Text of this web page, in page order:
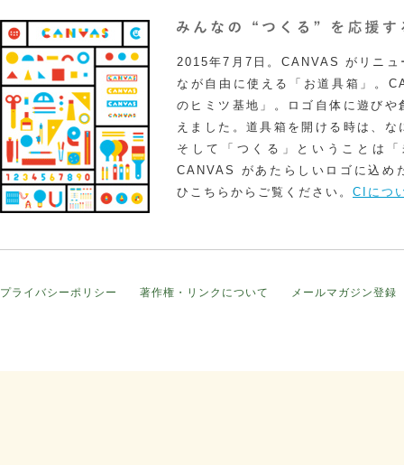
2015年7月7日。CANVAS がリニュ
なが自由に使える「お道具箱」。
のヒミツ基地」。ロゴ自体に遊び
えました。道具箱を開ける時は、
そして「つくる」ということは
CANVAS があたらしいロゴに込め
ひこちらからご覧ください。 CIにつ
プライバシーポリシー 著作権・リンクについて メールマガジン登録